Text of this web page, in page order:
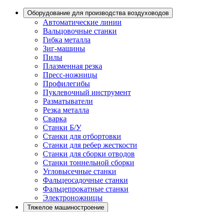
Оборудование для производства воздуховодов
Автоматические линии
Вальцовочные станки
Гибка металла
Зиг-машины
Пилы
Плазменная резка
Пресс-ножницы
Профилегибы
Пуклевочный инструмент
Разматыватели
Резка металла
Сварка
Станки Б/У
Станки для отбортовки
Станки для ребер жесткости
Станки для сборки отводов
Станки тоннельной сборки
Угловысечные станки
Фальцеосадочные станки
Фальцепрокатные станки
Электроножницы
Тяжелое машиностроение